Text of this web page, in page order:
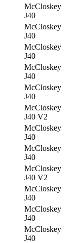
McCloskey
J40
McCloskey
J40
McCloskey
J40
McCloskey
J40
McCloskey
J40
McCloskey
J40 V2
McCloskey
J40
McCloskey
J40
McCloskey
J40 V2
McCloskey
J40
McCloskey
J40
McCloskey
J40